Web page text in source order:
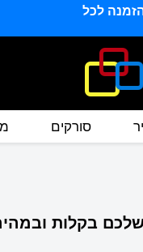
לכל
סורקים
בקלות